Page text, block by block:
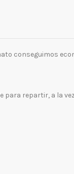
conseguimos
repartir, a la